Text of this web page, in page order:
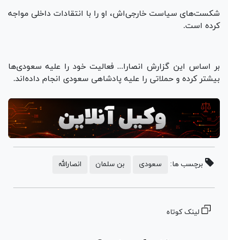
شکست‌های سیاست خارجی‌اش، او را با انتقادات داخلی مواجه
کرده است.
بر اساس این گزارش انصارا... فعالیت خود را علیه سعودی‌ها
بیشتر کرده و حملاتی را علیه پادشاهی سعودی انجام داده‌اند.
برچسب ها: سعودی بن سلمان انصارالله
لینک کوتاه